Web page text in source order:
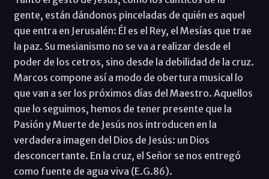
gente, están dándonos pinceladas de quién es aquel
que entra en Jerusalén: Él es el Rey, el Mesías que trae
la paz. Su mesianismo no se va a realizar desde el
poder de los cetros, sino desde la debilidad de la cruz.
Marcos compone así a modo de obertura musical lo
que van a ser los próximos días del Maestro. Aquellos
que lo seguimos, hemos de tener presente que la
Pasión y Muerte de Jesús nos introducen en la
verdadera imagen del Dios de Jesús: un Dios
desconcertante. En la cruz, el Señor se nos entregó
como fuente de agua viva (E.G.86).